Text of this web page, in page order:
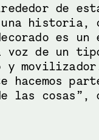
de
una historia,
es un
voz de un
movilizador.
hacemos
las cosas”,